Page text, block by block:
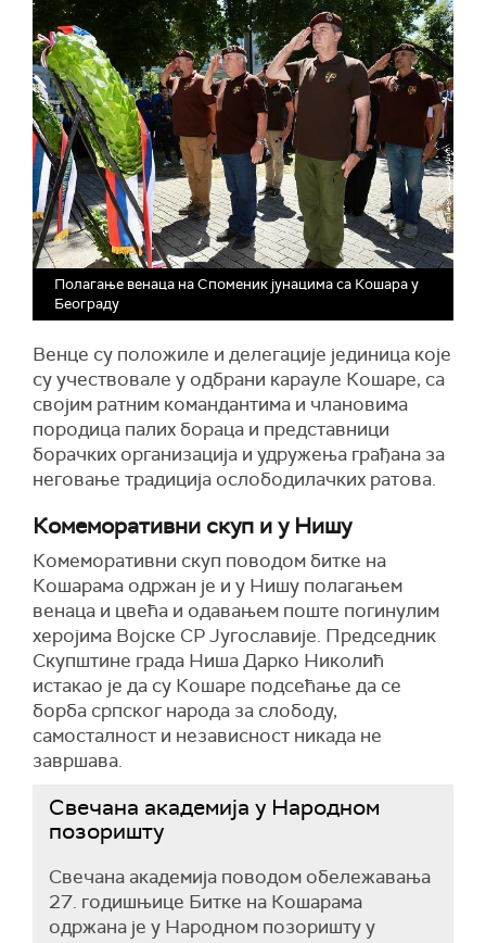
Полагање венаца на Споменик јунацима са Кошара у
Београду
Венце су положиле и делегације јединица које
су учествовале у одбрани карауле Кошаре, са
својим ратним командантима и члановима
породица палих бораца и представници
борачких организација и удружења грађана за
неговање традиција ослободилачких ратова.
Комеморативни скуп и у Нишу
Комеморативни скуп поводом битке на
Кошарама одржан је и у Нишу полагањем
венаца и цвећа и одавањем поште погинулим
херојима Војске СР Југославије. Председник
Скупштине града Ниша Дарко Николић
истакао је да су Кошаре подсећање да се
борба српског народа за слободу,
самосталност и независност никада не
завршава.
Свечана академија у Народном
позоришту
Свечана академија поводом обележавања
27. годишњице Битке на Кошарама
одржана је у Народном позоришту у